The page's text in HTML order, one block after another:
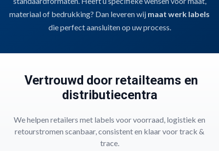
Bedrukbaar met thermotransferprinters
barcodes, batchcodes en procesinformatie.
Voor pallets, verpakkingen of dozen. Thermotransfergeschikt , geschikt
voor barcodes, houdbaarheidsdata of productinfo. Snel te verwerken,
handmatig of automatisch.
materiaal of bedrukking? Dan leveren wij maat werk labels
die perfect aansluiten op uw process.
Vertrouwd door retailteams en
distributiecentra
We helpen retailers met labels voor voorraad, logistiek en
retourstromen scanbaar, consistent en klaar voor track &
trace.